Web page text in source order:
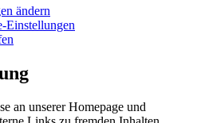
ändern
Einstellungen
an unserer Homepage und